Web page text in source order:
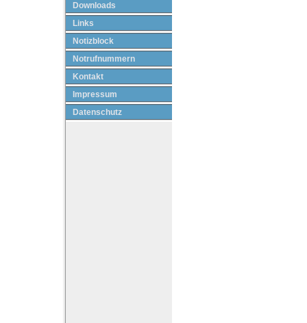
Downloads
Links
Notizblock
Notrufnummern
Kontakt
Impressum
Datenschutz